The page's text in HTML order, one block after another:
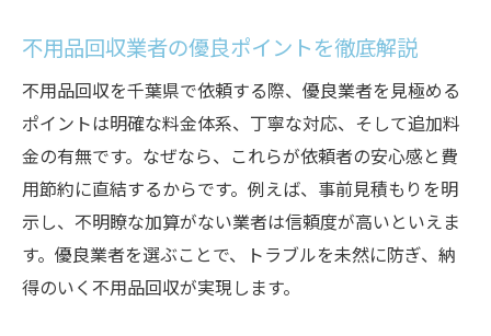
不用品回収業者の優良ポイントを徹底解説
不用品回収を千葉県で依頼する際、優良業者を見極める
ポイントは明確な料金体系、丁寧な対応、そして追加料
金の有無です。なぜなら、これらが依頼者の安心感と費
用節約に直結するからです。例えば、事前見積もりを明
示し、不明瞭な加算がない業者は信頼度が高いといえま
す。優良業者を選ぶことで、トラブルを未然に防ぎ、納
得のいく不用品回収が実現します。